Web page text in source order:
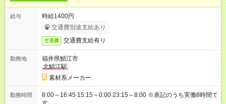
給与
時給1400円
交通費別途支給あり
交通費 交通費支給有り
勤務地
福井県鯖江市
北鯖江駅
素材系メーカー
勤務時間
8:00～16:45 15:15～0:00 23:15～8:00 ※表記のうち実働8時間で